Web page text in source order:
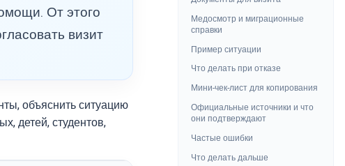
От этого
визит
объяснить ситуацию
детей, студентов,
Медосмотр и миграционные
справки
Пример ситуации
Что делать при отказе
Мини-чек-лист для копирования
Официальные источники и что
они подтверждают
Частые ошибки
Что делать дальше